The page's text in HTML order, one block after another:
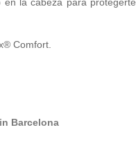
Comfort.
Barcelona